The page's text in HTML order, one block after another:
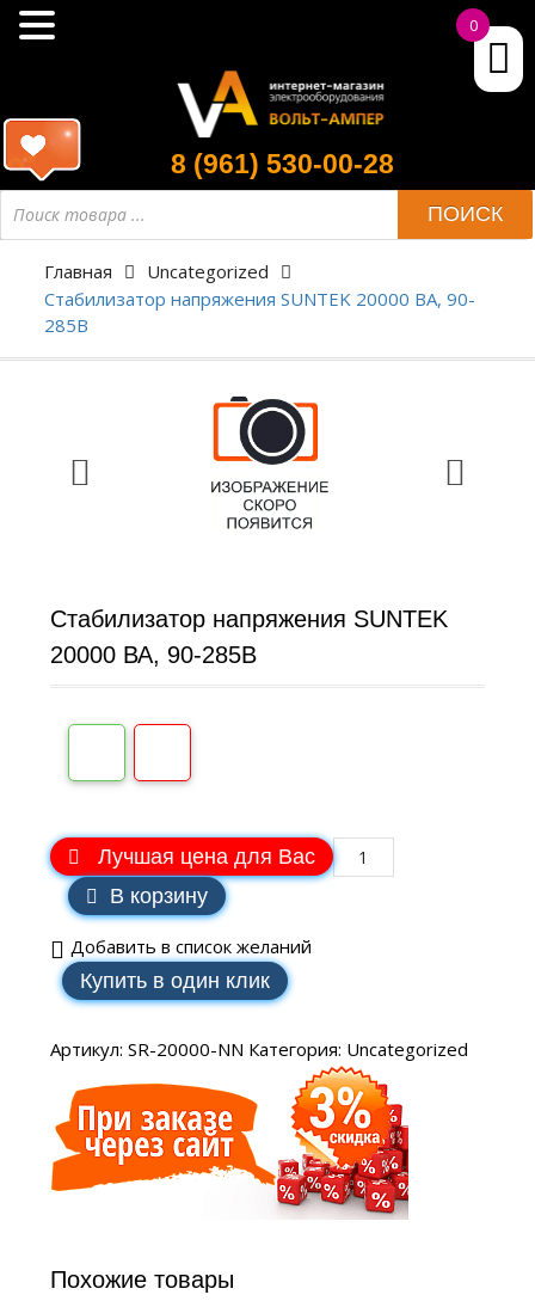
8 (961) 530-00-28
ПОИСК
Главная
Uncategorized
Стабилизатор напряжения SUNTEK 20000 ВА, 90-
285В
Стабилизатор напряжения SUNTEK
20000 ВА, 90-285В
Лучшая цена для Вас
В корзину
Добавить в список желаний
Купить в один клик
Артикул: SR-20000-NN Категория: Uncategorized
Похожие товары
0